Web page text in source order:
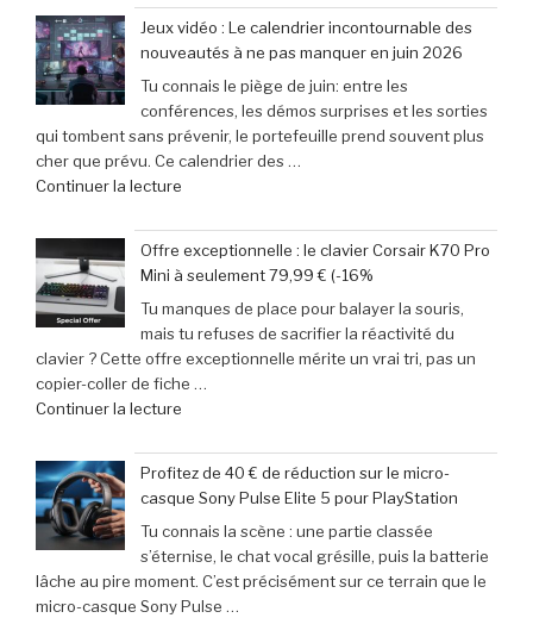
des
passionnés
de
jeux
vidéo
en
Afrique »
31
mai
2026
:
29
escapades
incontournables
votre
week-
end »
Jeux vidéo : Le calendrier incontournable des
nouveautés à ne pas manquer en juin 2026
Tu connais le piège de juin: entre les
conférences, les démos surprises et les sorties
qui tombent sans prévenir, le portefeuille prend souvent plus
cher que prévu. Ce calendrier des …
Continuer la lecture
vidéo
:
Le
calendrier
incontournable
des
nouveautés
pas
manquer
en
juin
2026 »
Offre exceptionnelle : le clavier Corsair K70 Pro
Mini à seulement 79,99 € (-16%
Tu manques de place pour balayer la souris,
mais tu refuses de sacrifier la réactivité du
clavier ? Cette offre exceptionnelle mérite un vrai tri, pas un
copier-coller de fiche …
Continuer la lecture
exceptionnelle
:
le
clavier
Corsair
K70
Pro
Profitez de 40 € de réduction sur le micro-
casque Sony Pulse Elite 5 pour PlayStation
Tu connais la scène : une partie classée
s’éternise, le chat vocal grésille, puis la batterie
lâche au pire moment. C’est précisément sur ce terrain que le
micro-casque Sony Pulse …